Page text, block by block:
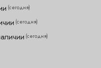
(сегодня)
(сегодня)
(сегодня)